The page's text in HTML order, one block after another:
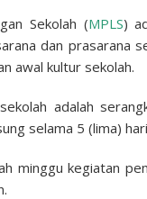
Sekolah (MPLS)
dan prasarana
awal kultur sekolah.
adalah
selama 5 (lima)
minggu kegiatan